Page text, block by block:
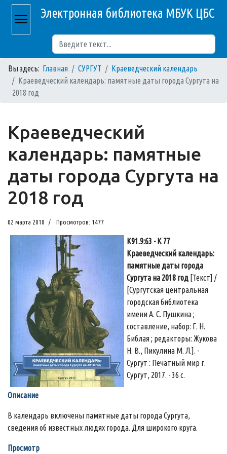
Электронная библиотека МБУК ЦБС
Вы здесь: Главная СУРГУТ
Краеведческий календарь
Краеведческий календарь: памятные даты города Сургута на
2018 год
Краеведческий
календарь: памятные
даты города Сургута на
2018 год
02 марта 2018 Просмотров: 1477
К91.9:63 - К 77
Краеведческий календарь:
памятные даты города
Сургута на 2018 год [Текст] /
[Сургутская центральная
городская библиотека
имени А. С. Пушкина ;
составление, набор: Г. Н.
Библая ; редакторы: Жукова
Н. В., Пикулина М. Л.]. -
Сургут : Печатный мир г.
Сургут, 2017. - 36 с.
Описание
В календарь включены памятные даты города Сургута,
сведения об известных людях города. Для широкого круга.
Просмотр